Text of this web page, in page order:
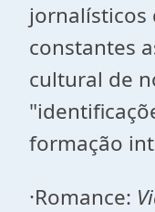
jornalísticos
constantes
cultural de
formação
·Romance: